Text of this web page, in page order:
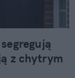
z chytrym